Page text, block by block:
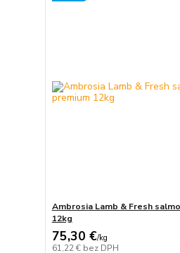
Ambrosia Lamb & Fresh
12kg
75,30 €/kg
61,22 € bez DPH